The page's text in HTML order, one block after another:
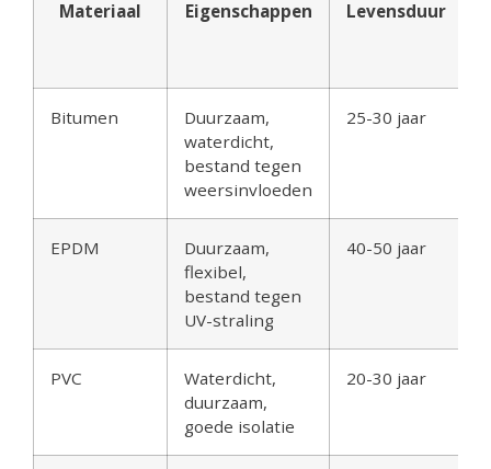
Materiaal Eigenschappen
Levensduur
Bitumen
Duurzaam,
waterdicht,
bestand tegen
weersinvloeden
25-30 jaar
EPDM
Duurzaam,
flexibel,
bestand tegen
UV-straling
40-50 jaar
PVC
Waterdicht,
duurzaam,
goede isolatie
20-30 jaar